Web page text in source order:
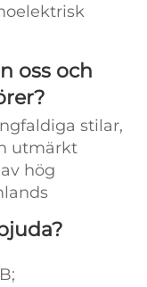
oss och
stilar,
utmärkt
hög